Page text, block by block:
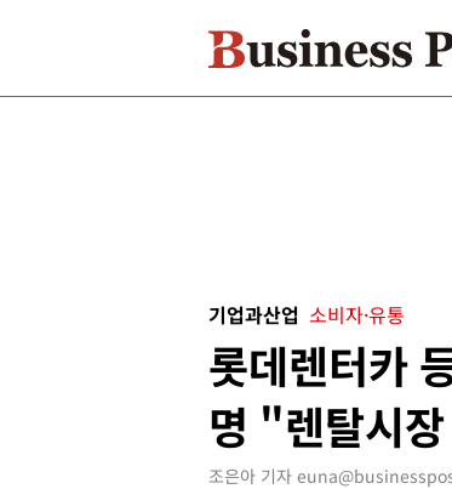
기업과산업 소비자·유통
롯데렌터카
명 "렌탈시
조은아 기자